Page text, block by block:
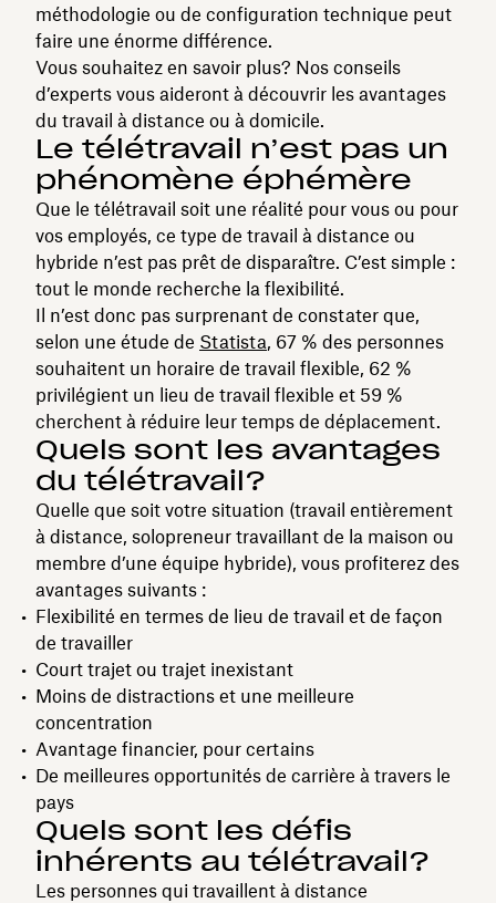
méthodologie ou de configuration technique peut
faire une énorme différence.
Vous souhaitez en savoir plus? Nos conseils
d’experts vous aideront à découvrir les avantages
du travail à distance ou à domicile.
Le télétravail n’est pas un
phénomène éphémère
Que le télétravail soit une réalité pour vous ou pour
vos employés, ce type de travail à distance ou
hybride n’est pas prêt de disparaître. C’est simple :
tout le monde recherche la flexibilité.
Il n’est donc pas surprenant de constater que,
selon une étude de Statista, 67 % des personnes
souhaitent un horaire de travail flexible, 62 %
privilégient un lieu de travail flexible et 59 %
cherchent à réduire leur temps de déplacement.
Quels sont les avantages
du télétravail?
Quelle que soit votre situation (travail entièrement
à distance, solopreneur travaillant de la maison ou
membre d’une équipe hybride), vous profiterez des
avantages suivants :
Flexibilité en termes de lieu de travail et de façon
de travailler
Court trajet ou trajet inexistant
Moins de distractions et une meilleure
concentration
Avantage financier, pour certains
De meilleures opportunités de carrière à travers le
pays
Quels sont les défis
inhérents au télétravail?
Les personnes qui travaillent à distance